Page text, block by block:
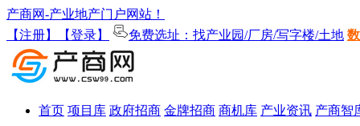
产商网-产业地产门户网站！
【注册】
【登录】 免费选址：找产业园/厂房/写字楼/土地
首页 项目库 政府招商 金牌招商 商机库 产业资讯 产商智